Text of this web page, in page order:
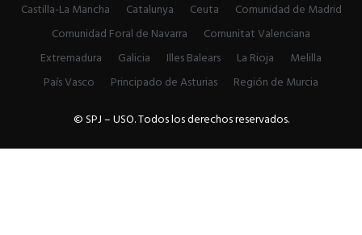
Castilla-La Mancha
Catalunya Ceuta
Comunidad de Madrid
Comunidad Foral de Navarra
Comunitat Valenciana
Extremadura
Galicia Illes Balears La Rioja
Melilla
País Vasco
Principado de Asturias
Región de Murcia
© SPJ – USO. Todos los derechos reservados.